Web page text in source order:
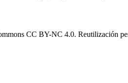
CC BY-NC 4.0. Reutilización